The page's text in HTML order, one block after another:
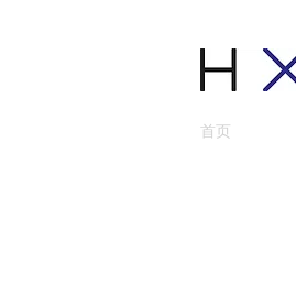
首页